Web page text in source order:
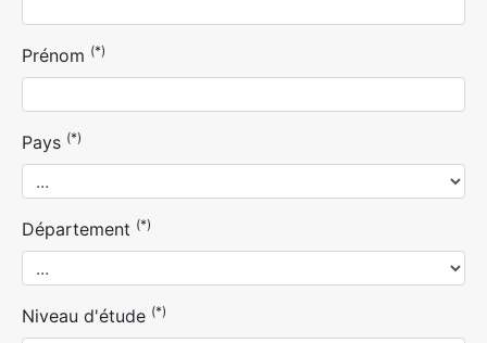
Prénom (*)
Pays (*)
Département (*)
Niveau d'étude (*)